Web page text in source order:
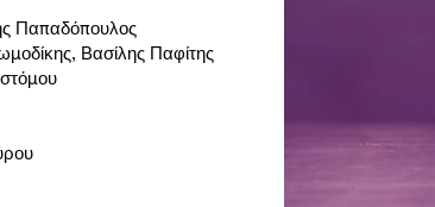
Παπαδόπουλος
Βασίλης Παφίτης